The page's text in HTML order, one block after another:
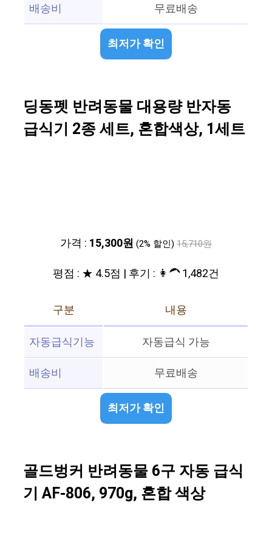
배송비
무료배송
최저가 확인
딩동펫 반려동물 대용량 반자동
급식기 2종 세트, 혼합색상, 1세트
가격 : 15,300원 (2% 할인) 15,710원
평점 : ★ 4.5점 | 후기 : 👩‍🦱 1,482건
구분
내용
자동급식기능
자동급식 가능
배송비
무료배송
최저가 확인
골드벙커 반려동물 6구 자동 급식
기 AF-806, 970g, 혼합 색상